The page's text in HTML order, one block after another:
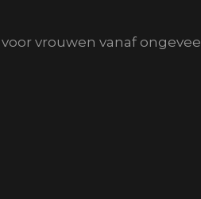
vrouwen vanaf